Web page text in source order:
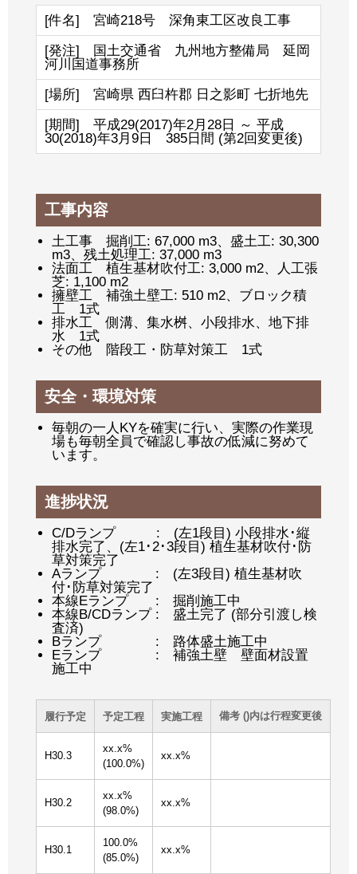
[件名] 宮崎218号 深角東工区改良工事
[発注] 国土交通省 九州地方整備局 延岡
河川国道事務所
[場所] 宮崎県 西臼杵郡 日之影町 七折地先
[期間] 平成29(2017)年2月28日 ～ 平成
30(2018)年3月9日 385日間 (第2回変更後)
工事内容
土工事 掘削工: 67,000 m3、盛土工: 30,300
m3、残土処理工: 37,000 m3
法面工 植生基材吹付工: 3,000 m2、人工張
芝: 1,100 m2
擁壁工 補強土壁工: 510 m2、ブロック積
工 1式
排水工 側溝、集水桝、小段排水、地下排
水 1式
その他 階段工・防草対策工 1式
安全・環境対策
毎朝の一人KYを確実に行い、実際の作業現
場も毎朝全員で確認し事故の低減に努めて
います。
進捗状況
C/Dランプ : (左1段目) 小段排水･縦
排水完了、(左1･2･3段目) 植生基材吹付･防
草対策完了
Aランプ : (左3段目) 植生基材吹
付･防草対策完了
本線Eランプ : 掘削施工中
本線B/CDランプ : 盛土完了 (部分引渡し検
査済)
Bランプ : 路体盛土施工中
Eランプ : 補強土壁 壁面材設置
施工中
履行予定 予定工程 実施工程 備考 ()内は行程変更後
H30.3
xx.x%
(100.0%)
xx.x%
H30.2
xx.x%
(98.0%)
xx.x%
H30.1
100.0%
(85.0%)
xx.x%